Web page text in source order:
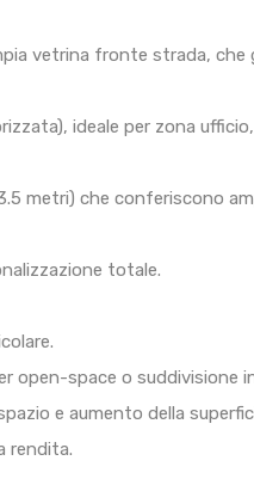
vetrina fronte strada,
ideale per zona
metri) che conferiscono
totale.
open-space o suddivisione
e aumento della
rendita.